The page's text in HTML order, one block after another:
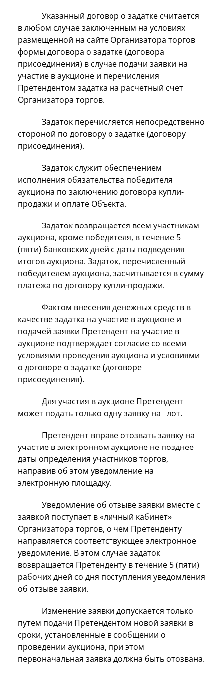
Указанный договор о задатке считается
в любом случае заключенным на условиях
размещенной на сайте Организатора торгов
формы договора о задатке (договора
присоединения) в случае подачи заявки на
участие в аукционе и перечисления
Претендентом задатка на расчетный счет
Организатора торгов.
Задаток перечисляется непосредственно
стороной по договору о задатке (договору
присоединения).
Задаток служит обеспечением
исполнения обязательства победителя
аукциона по заключению договора купли-
продажи и оплате Объекта.
Задаток возвращается всем участникам
аукциона, кроме победителя, в течение 5
(пяти) банковских дней с даты подведения
итогов аукциона. Задаток, перечисленный
победителем аукциона, засчитывается в сумму
платежа по договору купли-продажи.
Фактом внесения денежных средств в
качестве задатка на участие в аукционе и
подачей заявки Претендент на участие в
аукционе подтверждает согласие со всеми
условиями проведения аукциона и условиями
о договоре о задатке (договоре
присоединения).
Для участия в аукционе Претендент
может подать только одну заявку на лот.
Претендент вправе отозвать заявку на
участие в электронном аукционе не позднее
даты определения участников торгов,
направив об этом уведомление на
электронную площадку.
Уведомление об отзыве заявки вместе с
заявкой поступает в «личный кабинет»
Организатора торгов, о чем Претенденту
направляется соответствующее электронное
уведомление. В этом случае задаток
возвращается Претенденту в течение 5 (пяти)
рабочих дней со дня поступления уведомления
об отзыве заявки.
Изменение заявки допускается только
путем подачи Претендентом новой заявки в
сроки, установленные в сообщении о
проведении аукциона, при этом
первоначальная заявка должна быть отозвана.